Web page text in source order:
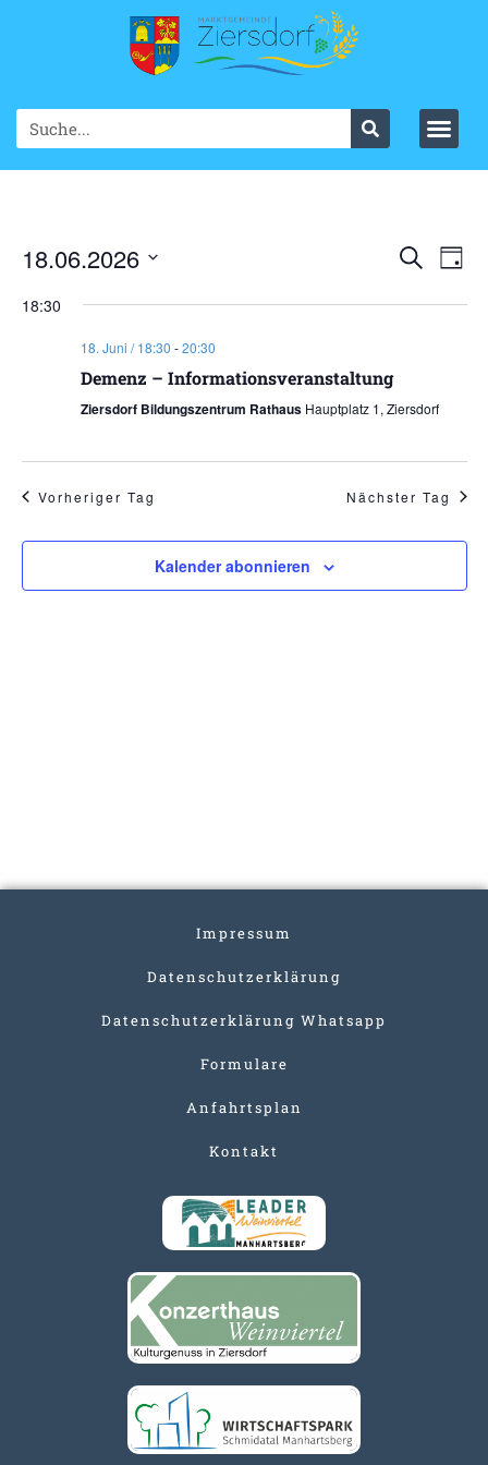
SucheTag
18.06.2026
wählen.
18:30
18. Juni / 18:30 -20:30
Demenz – Informationsveranstaltung
Ziersdorf Bildungszentrum Rathaus Hauptplatz 1, Ziersdorf
Vorheriger Tag Nächster Tag
Kalender abonnieren
Impressum
Datenschutzerklärung
Datenschutzerklärung Whatsapp
Formulare
Anfahrtsplan
Kontakt